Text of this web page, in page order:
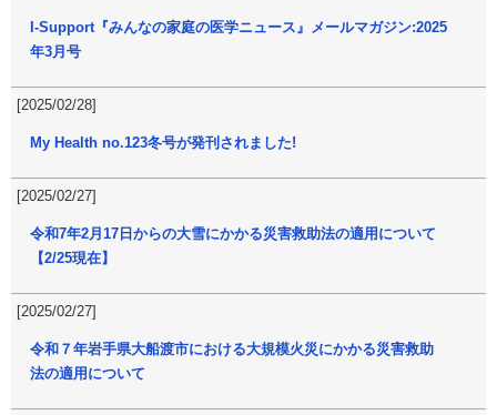
I-Support『みんなの家庭の医学ニュース』メールマガジン:2025
年3月号
[2025/02/28]
My Health no.123冬号が発刊されました!
[2025/02/27]
令和7年2月17日からの大雪にかかる災害救助法の適用について
【2/25現在】
[2025/02/27]
令和７年岩手県大船渡市における大規模火災にかかる災害救助
法の適用について